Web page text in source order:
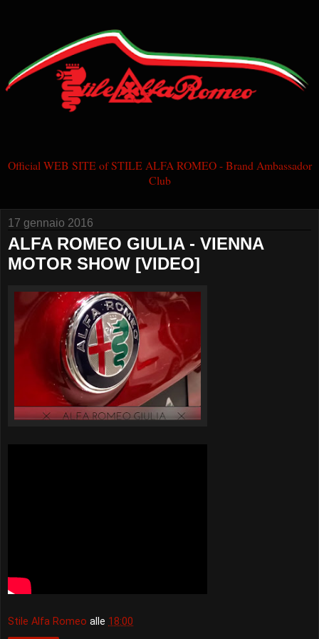
Official WEB SITE of STILE ALFA ROMEO - Brand Ambassador
Club
17 gennaio 2016
ALFA ROMEO GIULIA - VIENNA
MOTOR SHOW [VIDEO]
Stile Alfa Romeo alle 18:00